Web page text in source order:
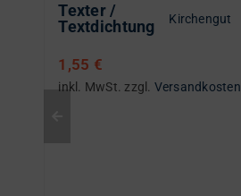
Texter /
Textdichtung
Kirchengut
1,55 €
inkl. MwSt. zzgl. Versandkosten